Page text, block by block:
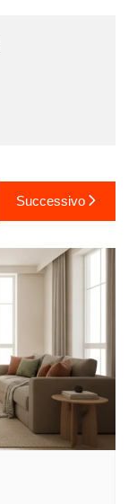
Successivo